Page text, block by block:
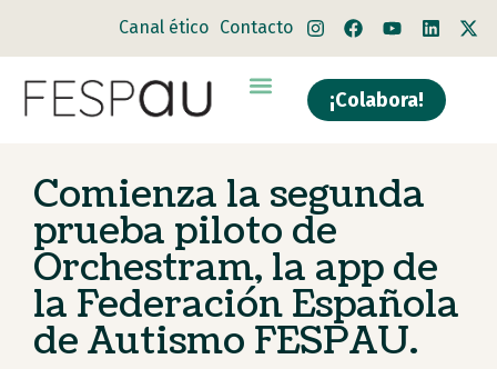
Canal ético Contacto
¡Colabora!
Comienza la segunda
prueba piloto de
Orchestram, la app de
la Federación Española
de Autismo FESPAU.